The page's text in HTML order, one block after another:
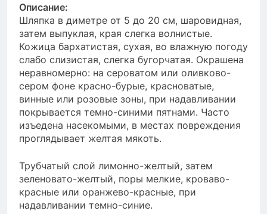
Описание:
Шляпка в диметре от 5 до 20 см, шаровидная,
затем выпуклая, края слегка волнистые.
Кожица бархатистая, сухая, во влажную погоду
слабо слизистая, слегка бугорчатая. Окрашена
неравномерно: на сероватом или оливково-
сером фоне красно-бурые, красноватые,
винные или розовые зоны, при надавливании
покрывается темно-синими пятнами. Часто
изъедена насекомыми, в местах повреждения
проглядывает желтая мякоть.
Трубчатый слой лимонно-желтый, затем
зеленовато-желтый, поры мелкие, кроваво-
красные или оранжево-красные, при
надавливании темно-синие.